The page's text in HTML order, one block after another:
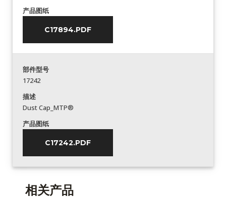
产品图纸
C17894.PDF
部件型号
17242
描述
Dust Cap_MTP®
产品图纸
C17242.PDF
相关产品